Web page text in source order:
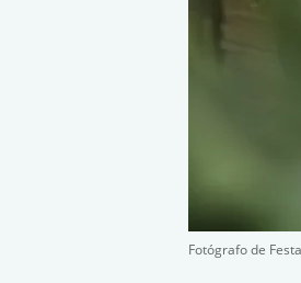
Fotógrafo de